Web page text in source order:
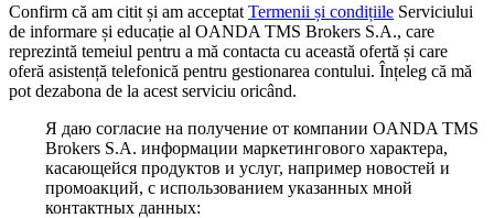
Confirm că am citit și am acceptat Termenii și condițiile Serviciului
de informare și educație al OANDA TMS Brokers S.A., care
reprezintă temeiul pentru a mă contacta cu această ofertă și care
oferă asistență telefonică pentru gestionarea contului. Înțeleg că mă
pot dezabona de la acest serviciu oricând.
Я даю согласие на получение от компании OANDA TMS
Brokers S.A. информации маркетингового характера,
касающейся продуктов и услуг, например новостей и
промоакций, с использованием указанных мной
контактных данных: